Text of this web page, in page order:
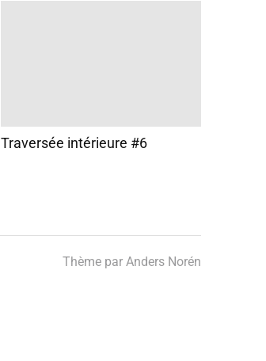
Traversée intérieure #6
Thème par Anders Norén